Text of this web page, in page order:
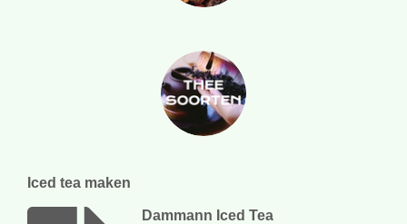
Iced tea maken
Dammann Iced Tea